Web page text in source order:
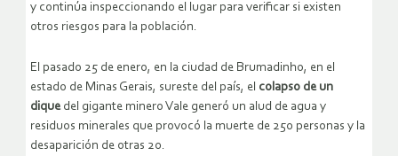
y continúa inspeccionando el lugar para verificar si existen
otros riesgos para la población.
El pasado 25 de enero, en la ciudad de Brumadinho, en el
estado de Minas Gerais, sureste del país, el colapso de un
diquedel gigante minero Vale generó un alud de agua y
residuos minerales que provocó la muerte de 250 personas y la
desaparición de otras 20.